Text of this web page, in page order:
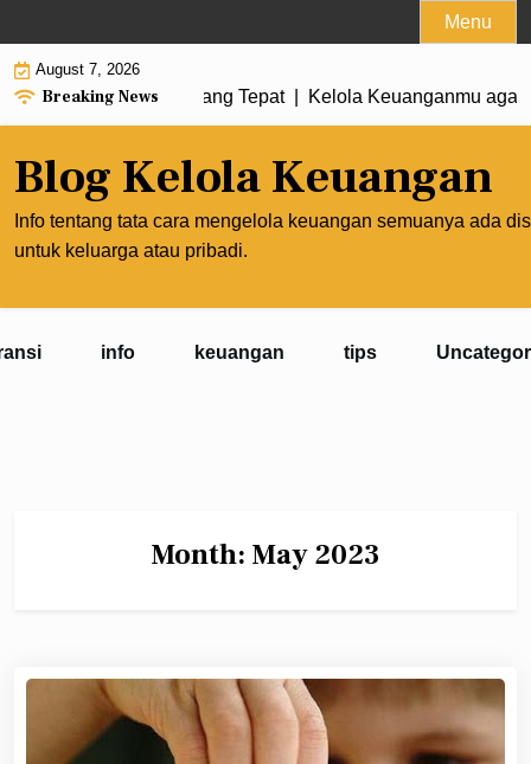
to
content
Menu
August 7, 2026
Breaking News
Prioritas yang Tepat |Kelola Keuanganmu agar
Blog Kelola Keuangan
Info tentang tata cara mengelola keuangan semuanya ada
untuk keluarga atau pribadi.
info keuangan tips
Month: May 2023